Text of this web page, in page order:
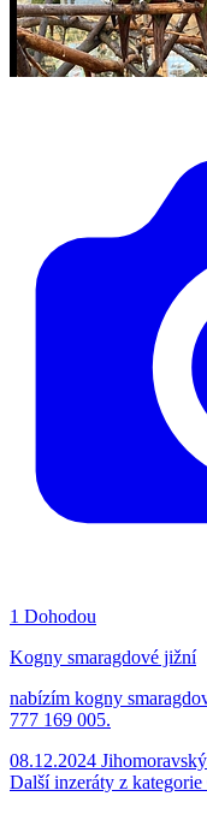
1 Dohodou
Kogny smaragdové jižní
nabízím kogny
777 169 005.
08.12.2024
Další inzeráty z kategorie